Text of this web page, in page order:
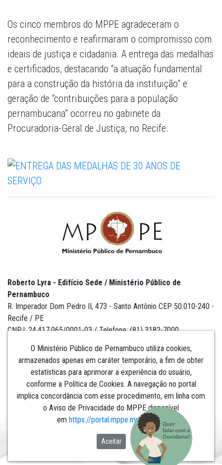
Os cinco membros do MPPE agradeceram o
reconhecimento e reafirmaram o compromisso com
ideais de justiça e cidadania. A entrega das medalhas
e certificados, destacando “a atuação fundamental
para a construção da história da instituição” e
geração de “contribuições para a população
pernambucana” ocorreu no gabinete da
Procuradoria-Geral de Justiça, no Recife.
O Ministério Público de Pernambuco utiliza cookies,
armazenados apenas em caráter temporário, a fim de obter
estatísticas para aprimorar a experiência do usuário,
conforme a Política de Cookies. A navegação no portal
implica concordância com esse procedimento, em linha com
o Aviso de Privacidade do MPPE disponível
em https://portal.mppe.mp.br/lgpd.​​​​​​​
Aceitar
Roberto Lyra - Edifício Sede / Ministério Público de
Pernambuco
R. Imperador Dom Pedro II, 473 - Santo Antônio CEP 50.010-240 -
Recife / PE
CNPJ: 24.417.065/0001-03 / Telefone: (81) 3182-7000
Institucional
Comunicação